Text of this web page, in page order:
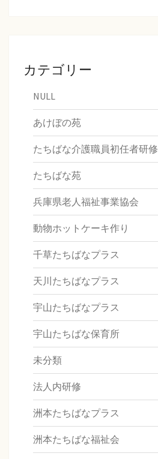
カテゴリー
NULL
あけぼの苑
たちばな介護職員初任者研修
たちばな苑
兵庫県老人福祉事業協会
動物ホットケーキ作り
千草たちばなプラス
天川たちばなプラス
宇山たちばなプラス
宇山たちばな保育所
未分類
法人内研修
洲本たちばなプラス
洲本たちばな福祉会